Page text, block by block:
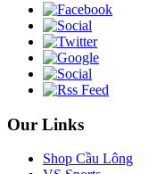
Our Links
Shop Cầu Lông